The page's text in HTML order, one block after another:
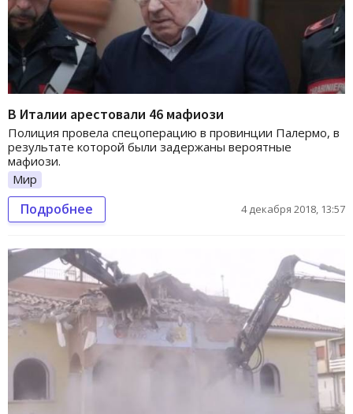
В Италии арестовали 46 мафиози
Полиция провела спецоперацию в провинции Палермо, в
результате которой были задержаны вероятные
мафиози.
Мир
Подробнее 4 декабря 2018, 13:57